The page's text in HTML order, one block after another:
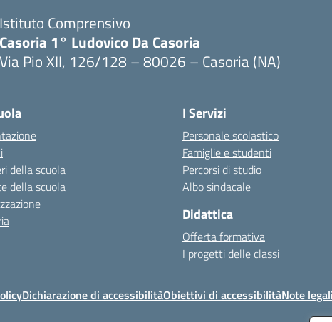
Istituto Comprensivo
Casoria 1° Ludovico Da Casoria
Via Pio XII, 126/128 – 80026 – Casoria (NA)
della scuola
della scuola
I Servizi
Personale scolastico
Famiglie e studenti
Percorsi di studio
Albo sindacale
Didattica
Offerta formativa
I progetti delle classi
Dichiarazione di accessibilitàObiettivi di accessibilitàNote